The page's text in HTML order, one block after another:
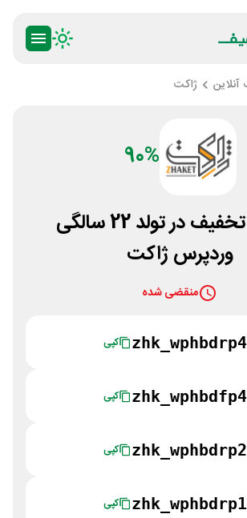
ژاکت
90%
تا %90 تخفیف در تولد 22 سالگی
وردپرس ژاکت
منقضی شده
کپی
کپی
کپی
کپی